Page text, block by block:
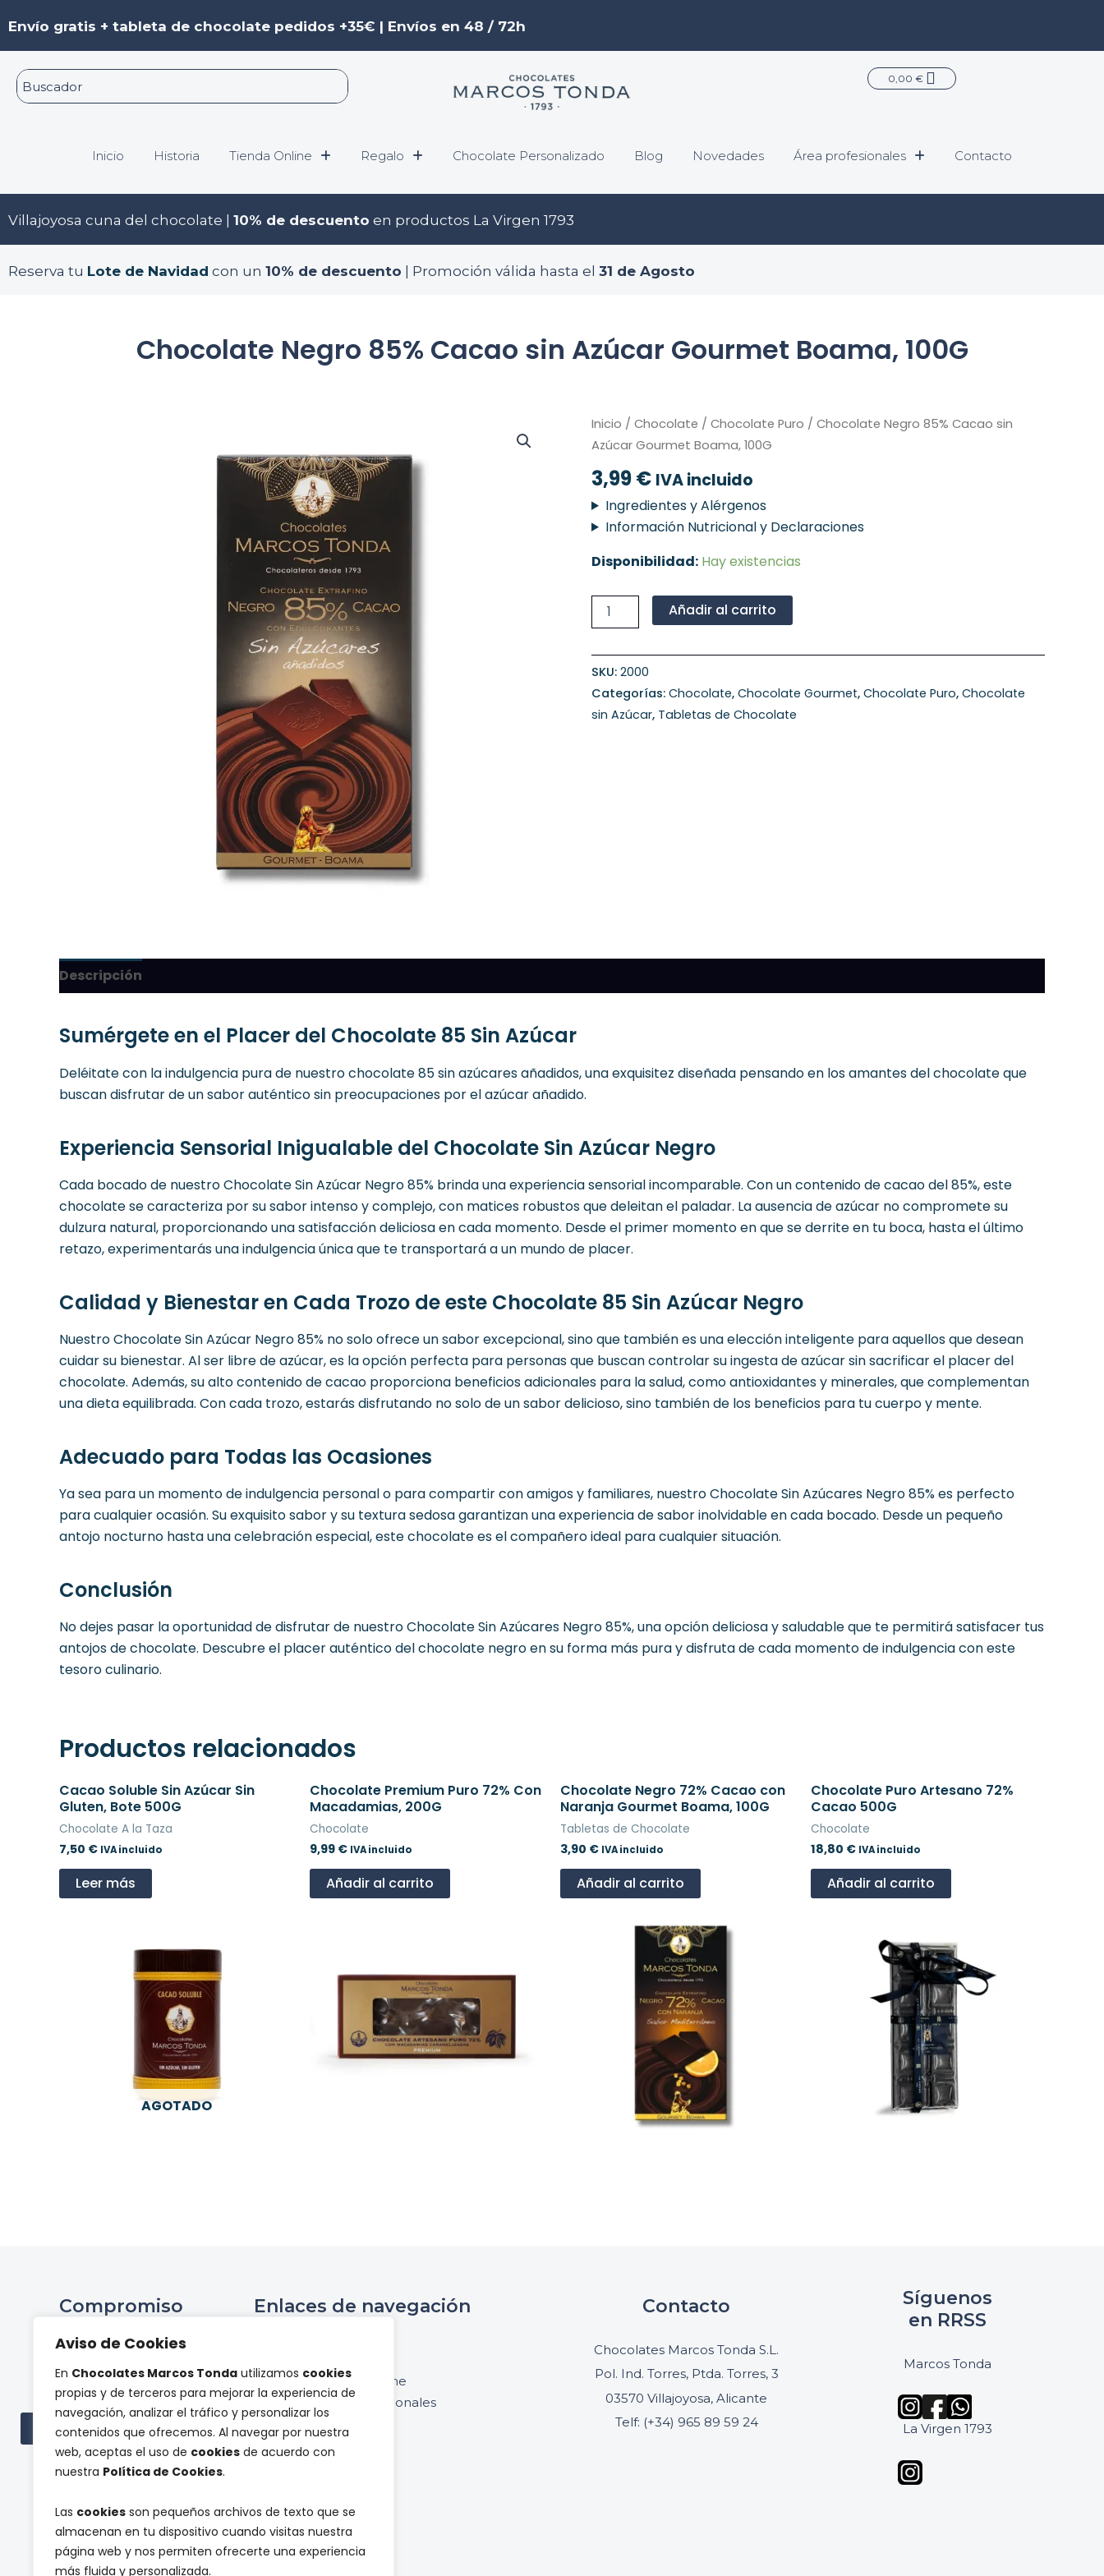
Aviso de Cookies
En Chocolates Marcos Tonda utilizamos cookies
propias y de terceros para mejorar la experiencia de
navegación, analizar el tráfico y personalizar los
contenidos que ofrecemos. Al navegar por nuestra
web, aceptas el uso de cookies de acuerdo con
nuestra Política de Cookies.
Las cookies son pequeños archivos de texto que se
almacenan en tu dispositivo cuando visitas nuestra
página web y nos permiten ofrecerte una experiencia
más fluida y personalizada.
al
contenido
Envío gratis + tableta de chocolate pedidos +35€ | Envíos en 48 / 72h
0,00 € Carrito
Inicio Historia Tienda Online Regalo Chocolate Personalizado Blog Novedades Área profesionales Contacto
Villajoyosa cuna del chocolate | 10% de descuento en productos La Virgen 1793
Reserva tu Lote de Navidad con un 10% de descuento | Promoción válida hasta el 31 de Agosto
Chocolate Negro 85% Cacao sin Azúcar Gourmet Boama, 100G
Inicio / Chocolate / Chocolate Puro / Chocolate Negro 85% Cacao sin
Azúcar Gourmet Boama, 100G
3,99€ IVA incluido
Ingredientes y Alérgenos
Información Nutricional y Declaraciones
Disponibilidad: Hay existencias
Chocolate
Negro
85%
Cacao
sin
Azúcar
Gourmet
Boama,
100G
cantidad
Añadir al carrito
SKU: 2000
Categorías: Chocolate, Chocolate Gourmet, Chocolate Puro, Chocolate
sin Azúcar, Tabletas de Chocolate
Descripción
Sumérgete en el Placer del Chocolate 85 Sin Azúcar
Deléitate con la indulgencia pura de nuestro chocolate 85 sin azúcares añadidos, una exquisitez diseñada pensando en los amantes del chocolate que
buscan disfrutar de un sabor auténtico sin preocupaciones por el azúcar añadido.
Experiencia Sensorial Inigualable del Chocolate Sin Azúcar Negro
Cada bocado de nuestro Chocolate Sin Azúcar Negro 85% brinda una experiencia sensorial incomparable. Con un contenido de cacao del 85%, este
chocolate se caracteriza por su sabor intenso y complejo, con matices robustos que deleitan el paladar. La ausencia de azúcar no compromete su
dulzura natural, proporcionando una satisfacción deliciosa en cada momento. Desde el primer momento en que se derrite en tu boca, hasta el último
retazo, experimentarás una indulgencia única que te transportará a un mundo de placer.
Calidad y Bienestar en Cada Trozo de este Chocolate 85 Sin Azúcar Negro
Nuestro Chocolate Sin Azúcar Negro 85% no solo ofrece un sabor excepcional, sino que también es una elección inteligente para aquellos que desean
cuidar su bienestar. Al ser libre de azúcar, es la opción perfecta para personas que buscan controlar su ingesta de azúcar sin sacrificar el placer del
chocolate. Además, su alto contenido de cacao proporciona beneficios adicionales para la salud, como antioxidantes y minerales, que complementan
una dieta equilibrada. Con cada trozo, estarás disfrutando no solo de un sabor delicioso, sino también de los beneficios para tu cuerpo y mente.
Adecuado para Todas las Ocasiones
Ya sea para un momento de indulgencia personal o para compartir con amigos y familiares, nuestro Chocolate Sin Azúcares Negro 85% es perfecto
para cualquier ocasión. Su exquisito sabor y su textura sedosa garantizan una experiencia de sabor inolvidable en cada bocado. Desde un pequeño
antojo nocturno hasta una celebración especial, este chocolate es el compañero ideal para cualquier situación.
Conclusión
No dejes pasar la oportunidad de disfrutar de nuestro Chocolate Sin Azúcares Negro 85%, una opción deliciosa y saludable que te permitirá satisfacer tus
antojos de chocolate. Descubre el placer auténtico del chocolate negro en su forma más pura y disfruta de cada momento de indulgencia con este
tesoro culinario.
Productos relacionados
AGOTADO
Cacao Soluble Sin Azúcar Sin
Gluten, Bote 500G
Chocolate A la Taza
7,50 € IVA incluido
Leer más
Chocolate Premium Puro 72% Con
Macadamias, 200G
Chocolate
9,99 € IVA incluido
Añadir al carrito
Chocolate Negro 72% Cacao con
Naranja Gourmet Boama, 100G
Tabletas de Chocolate
3,90 € IVA incluido
Añadir al carrito
Chocolate Puro Artesano 72%
Cacao 500G
Chocolate
18,80 € IVA incluido
Añadir al carrito
Compromiso
Proyectos de
investigación
Ver todas las subvenciones
Enlaces de navegación
Tienda online
Panel de profesionales
Contacto
Chocolates Marcos Tonda S.L.
Pol. Ind. Torres, Ptda. Torres, 3
03570 Villajoyosa, Alicante
Telf: (+34) 965 89 59 24
Síguenos
en RRSS
Marcos Tonda
La Virgen 1793
l
d